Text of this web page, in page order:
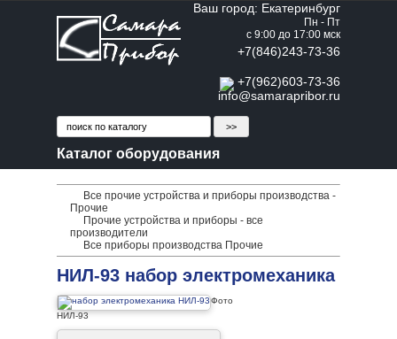
Ваш город: Екатеринбург
Пн - Пт
с 9:00 до 17:00 мск
+7(846)243-73-36
+7(962)603-73-36
info@samarapribor.ru
Каталог оборудования
Все прочие устройства и приборы производства -
Прочие
Прочие устройства и приборы - все
производители
Все приборы производства Прочие
НИЛ-93 набор электромеханика
Фото
НИЛ-93